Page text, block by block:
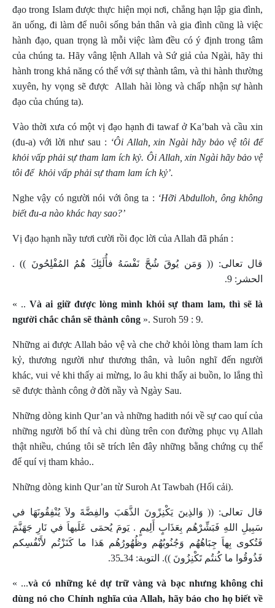
đạo trong Islam được thực hiện mọi nơi, chẳng hạn lập gia đình,
ăn uống, đi làm để nuôi sống bản thân và gia đình cũng là việc
hành đạo, quan trọng là mỗi việc làm đều có ý định trong tâm
của chúng ta. Hãy vâng lệnh Allah và Sứ giả của Ngài, hãy thi
hành trong khả năng có thể với sự thành tâm, và thi hành thường
xuyên, hy vọng sẽ được
Allah hài lòng và chấp nhận sự hành
đạo của chúng ta).
Vào thời xưa có một vị đạo hạnh đi tawaf ở Ka’bah và cầu xin
(đu-a) với lời như sau : ‘Ôi Allah, xin Ngài hãy bảo vệ tôi để
khỏi vấp phải sự tham lam ích kỷ. Ôi Allah, xin Ngài hãy bảo vệ
tôi để khỏi vấp phải sự tham lam ích kỷ’.
Nghe vậy có người nói với ông ta : ‘Hỡi Abdulloh, ông không
biết đu-a nào khác hay sao?’
Vị đạo hạnh nầy tươi cười rồi đọc lời của Allah đã phán :
قال تعالى: (( وَمَن يُوقَ شُحَّ نَفْسَهُ فأُلَئِكَ هُمُ المُفْلِحُونَ )) .
الحشر: 9.
« ..Và ai giữ được lòng mình khỏi sự tham lam, thì sẽ là
người chắc chắn sẽ thành công ». Suroh 59 : 9.
Những ai được Allah bảo vệ và che chở khỏi lòng tham lam ích
kỷ, thương người như thương thân, và luôn nghĩ đến người
khác, vui vẻ khi thấy ai mừng, lo âu khi thấy ai buồn, lo lắng thì
sẽ được thành công ở đời nầy và Ngày Sau.
Những dòng kinh Qur’an và những hadith nói về sự cao quí của
những người bố thí và chi dùng trên con đường phục vụ Allah
thật nhiều, chúng tôi sẽ trích lên đây những bằng chứng cụ thể
để quí vị tham khảo..
Những dòng kinh Qur’an từ Suroh At Tawbah (Hối cải).
قال تعالى: (( وَالذِينَ يَكْنِزًونَ الذَّهَبَ والفِضَّةَ ولاَ يُنْفِقُونَهَا في
سَبِيلِ اللهِ فَبَشِّرْهُم بِعَذَابٍ أَلِيمٍ . يَومَ يُحمَى عَلَيهاَ في نَارِ جَهَنَّمَ
فَتُكوى بِهاَ جِبَاهُهُم وَجُنُوبُهُم وظُهُورُهُم هَذا ما كَنَزْتُم لأَنْفُسِكم
فَذُوقُوا ما كُنتُم تَكْنِزُونَ )). التوبة: 34ـ35.
« ...và có những kẻ dự trữ vàng và bạc nhưng không chi
dùng nó cho Chính nghĩa của Allah, hãy báo cho họ biết về